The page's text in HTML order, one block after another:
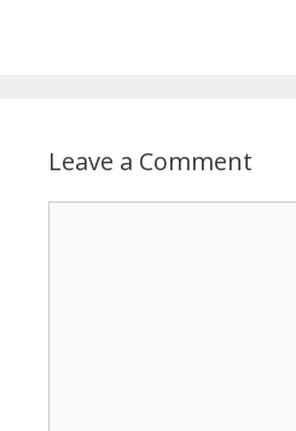
Leave a Comment